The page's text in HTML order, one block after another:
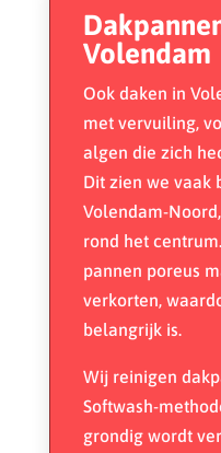
Volendam
Ook daken in
met vervuiling,
algen die zich
Dit zien we vaak
Volendam-
rond het
pannen poreus
verkorten,
belangrijk is.
Wij reinigen
Softwash-
grondig wordt